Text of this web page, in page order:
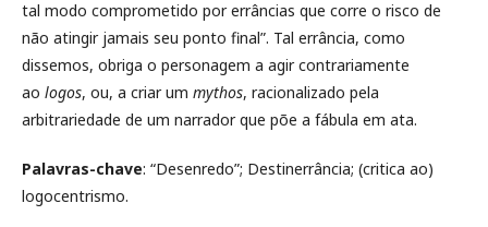
tal modo comprometido por errâncias que corre o risco de
não atingir jamais seu ponto final”. Tal errância, como
dissemos, obriga o personagem a agir contrariamente
ao logos, ou, a criar um mythos, racionalizado pela
arbitrariedade de um narrador que põe a fábula em ata.
Palavras-chave: “Desenredo”; Destinerrância; (critica ao)
logocentrismo.